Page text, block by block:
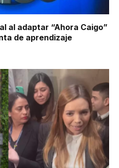
al adaptar “Ahora Caigo”
de aprendizaje